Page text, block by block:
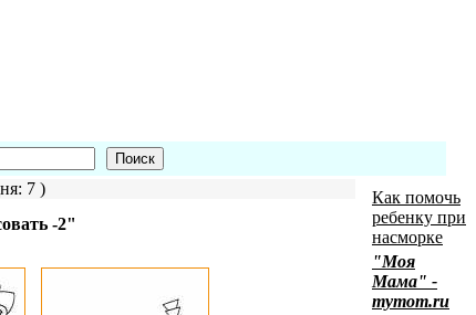
7 )
-2"
Как помочь
ребенку при
насморке
"Моя
Мама" -
mymom.ru